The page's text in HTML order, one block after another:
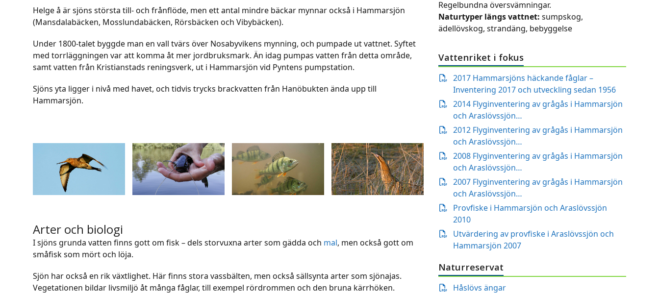
Helge å är sjöns största till- och frånflöde, men ett antal mindre bäckar mynnar också i Hammarsjön
(Mansdalabäcken, Mosslundabäcken, Rörsbäcken och Vibybäcken).
Under 1800-talet byggde man en vall tvärs över Nosabyvikens mynning, och pumpade ut vattnet. Syftet
med torrläggningen var att komma åt mer jordbruksmark. Än idag pumpas vatten från detta område,
samt vatten från Kristianstads reningsverk, ut i Hammarsjön vid Pyntens pumpstation.
Sjöns yta ligger i nivå med havet, och tidvis trycks brackvatten från Hanöbukten ända upp till
Hammarsjön.
right
to
access
the
navigation
buttons
Arter och biologi
I sjöns grunda vatten finns gott om fisk – dels storvuxna arter som gädda och mal, men också gott om
småfisk som mört och löja.
Sjön har också en rik växtlighet. Här finns stora vassbälten, men också sällsynta arter som sjönajas.
Vegetationen bildar livsmiljö åt många fåglar, till exempel rördrommen och den bruna kärrhöken.
Regelbundna översvämningar.
Naturtyper längs vattnet: sumpskog,
ädellövskog, strandäng, bebyggelse
Vattenriket i fokus
2017 Hammarsjöns häckande fåglar –
Inventering 2017 och utveckling sedan 1956
2014 Flyginventering av grågås i Hammarsjön
och Araslövssjön…
2012 Flyginventering av grågås i Hammarsjön
och Araslövssjön…
2008 Flyginventering av grågås i Hammarsjön
och Araslövssjön…
2007 Flyginventering av grågås i Hammarsjön
och Araslövssjön…
Provfiske i Hammarsjön och Araslövssjön
2010
Utvärdering av provfiske i Araslövssjön och
Hammarsjön 2007
Naturreservat
Håslövs ängar